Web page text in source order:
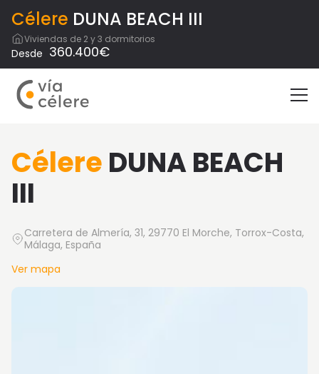
Célere DUNA BEACH III
Viviendas de 2 y 3 dormitorios
Desde 360.400€
Célere DUNA BEACH
III
Carretera de Almería, 31, 29770 El Morche, Torrox-Costa,
Málaga, España
Ver mapa